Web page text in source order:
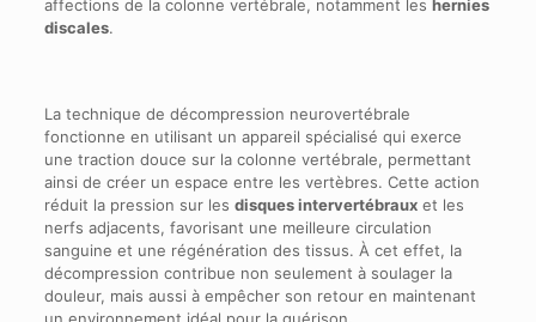
affections de la colonne vertébrale, notamment les hernies
discales.
La technique de décompression neurovertébrale
fonctionne en utilisant un appareil spécialisé qui exerce
une traction douce sur la colonne vertébrale, permettant
ainsi de créer un espace entre les vertèbres. Cette action
réduit la pression sur les disques intervertébrauxet les
nerfs adjacents, favorisant une meilleure circulation
sanguine et une régénération des tissus. À cet effet, la
décompression contribue non seulement à soulager la
douleur, mais aussi à empêcher son retour en maintenant
un environnement idéal pour la guérison.